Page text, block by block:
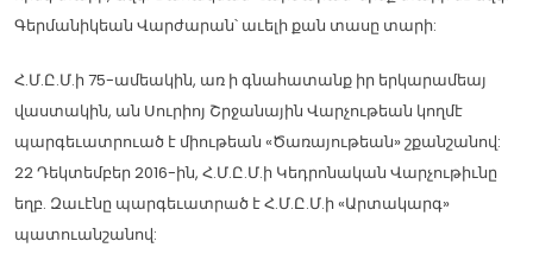
Գերմանիկեան Վարժարան՝ աւելի քան տասը տարի:
Հ.Մ.Ը.Մ.ի 75-ամեակին, առ ի գնահատանք իր երկարամեայ
վաստակին, ան Սուրիոյ Շրջանային Վարչութեան կողմէ
պարգեւատրուած է միութեան «Ծառայութեան» շքանշանով:
22 Դեկտեմբեր 2016-ին, Հ.Մ.Ը.Մ.ի Կեդրոնական Վարչութիւնը
եղբ. Զաւէնը պարգեւատրած է Հ.Մ.Ը.Մ.ի «Արտակարգ»
պատուանշանով: